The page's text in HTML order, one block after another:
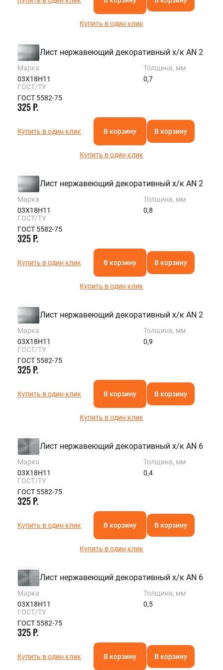
Купить в один клик
Лист нержавеющий декоративный х/к AN 2
Марка
03Х18Н11
Толщина, мм
0,7
ГОСТ/ТУ
ГОСТ 5582-75
325 Р.
Купить в один клик В корзину В корзину
Купить в один клик
Лист нержавеющий декоративный х/к AN 2
Марка
03Х18Н11
Толщина, мм
0,8
ГОСТ/ТУ
ГОСТ 5582-75
325 Р.
Купить в один клик В корзину В корзину
Купить в один клик
Лист нержавеющий декоративный х/к AN 2
Марка
03Х18Н11
Толщина, мм
0,9
ГОСТ/ТУ
ГОСТ 5582-75
325 Р.
Купить в один клик В корзину В корзину
Купить в один клик
Лист нержавеющий декоративный х/к AN 6
Марка
03Х18Н11
Толщина, мм
0,4
ГОСТ/ТУ
ГОСТ 5582-75
325 Р.
Купить в один клик В корзину В корзину
Купить в один клик
Лист нержавеющий декоративный х/к AN 6
Марка
03Х18Н11
Толщина, мм
0,5
ГОСТ/ТУ
ГОСТ 5582-75
325 Р.
Купить в один клик В корзину В корзину